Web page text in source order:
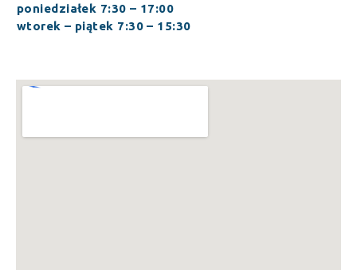
poniedziałek 7:30 – 17:00
wtorek – piątek 7:30 – 15:30